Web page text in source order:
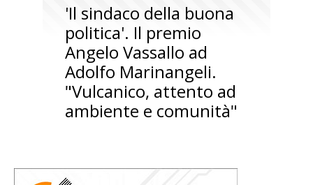
'Il sindaco della buona
politica'. Il premio
Angelo Vassallo ad
Adolfo Marinangeli.
"Vulcanico, attento ad
ambiente e comunità"